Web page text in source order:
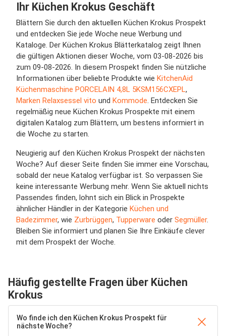
Ihr Küchen Krokus Geschäft
Blättern Sie durch den aktuellen Küchen Krokus Prospekt
und entdecken Sie jede Woche neue Werbung und
Kataloge. Der Küchen Krokus Blätterkatalog zeigt Ihnen
die gültigen Aktionen dieser Woche, vom 03-08-2026 bis
zum 09-08-2026. In diesem Prospekt finden Sie nützliche
Informationen über beliebte Produkte wie KitchenAid
Küchenmaschine PORCELAIN 4,8L 5KSM156CXEPL,
Marken Relaxsessel vito und Kommode. Entdecken Sie
regelmäßig neue Küchen Krokus Prospekte mit einem
digitalen Katalog zum Blättern, um bestens informiert in
die Woche zu starten.
Neugierig auf den Küchen Krokus Prospekt der nächsten
Woche? Auf dieser Seite finden Sie immer eine Vorschau,
sobald der neue Katalog verfügbar ist. So verpassen Sie
keine interessante Werbung mehr. Wenn Sie aktuell nichts
Passendes finden, lohnt sich ein Blick in Prospekte
ähnlicher Händler in der Kategorie Küchen und
Badezimmer, wie Zurbrüggen, Tupperware oder Segmüller.
Bleiben Sie informiert und planen Sie Ihre Einkäufe clever
mit dem Prospekt der Woche.
Häufig gestellte Fragen über Küchen
Krokus
Wo finde ich den Küchen Krokus Prospekt für
nächste Woche?